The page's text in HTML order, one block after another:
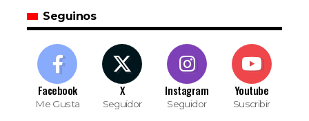
Seguinos
Facebook
Me Gusta
X
Seguidor
Instagram
Seguidor
Youtube
Suscribir